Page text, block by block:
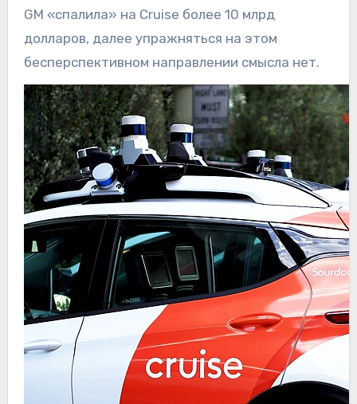
GM «спалила» на Cruise более 10 млрд
долларов, далее упражняться на этом
бесперспективном направлении смысла нет.